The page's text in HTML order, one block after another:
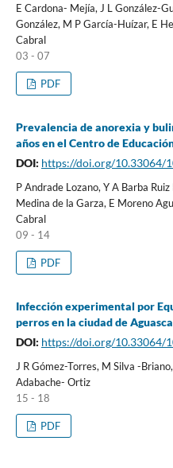
E Cardona- Mejía, J L González-
González, M P García-Huízar, E
Cabral
03 - 07
PDF
Prevalencia de anorexia y
años en el Centro de
DOI: https://doi.org/10.33064/
P Andrade Lozano, Y A Barba
Medina de la Garza, E Moreno
Cabral
09 - 14
PDF
Infección experimental por
perros en la ciudad de
DOI: https://doi.org/10.33064/
J R Gómez-Torres, M Silva -
Adabache- Ortiz
15 - 18
PDF